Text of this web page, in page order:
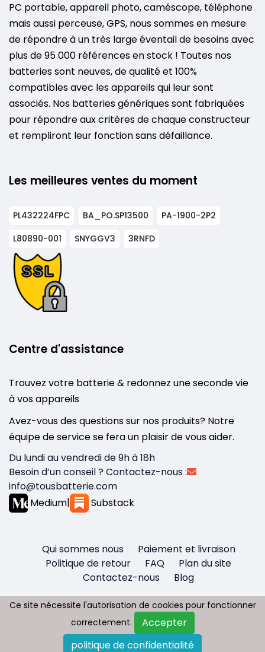
PC portable, appareil photo, caméscope, téléphone
mais aussi perceuse, GPS, nous sommes en mesure
de répondre à un très large éventail de besoins avec
plus de 95 000 références en stock ! Toutes nos
batteries sont neuves, de qualité et 100%
compatibles avec les appareils qui leur sont
associés. Nos batteries génériques sont fabriquées
pour répondre aux critères de chaque constructeur
et rempliront leur fonction sans défaillance.
Les meilleures ventes du moment
PL432224FPC BA_PO.SP13500
PA-1900-2P2
L80890-001
SNYGGV3 3RNFD
Centre d'assistance
Trouvez votre batterie & redonnez une seconde vie
à vos appareils
Avez-vous des questions sur nos produits? Notre
équipe de service se fera un plaisir de vous aider.
Du lundi au vendredi de 9h à 18h
Besoin d’un conseil ? Contactez-nous :
info@tousbatterie.com
Medium| Substack
Qui sommes nous
Paiement et livraison
Politique de retour
FAQ
Plan du site
Contactez-nous
Blog
Copyright © 2026 - Tous droit réservés
Tousbatterie.com
Ce site nécessite l'autorisation de cookies pour fonctionner
correctement.
Accepter
politique de confidentialité
Ce site nécessite l'autorisation de cookies pour fonctionner
correctement.
Accepter
politique de confidentialité